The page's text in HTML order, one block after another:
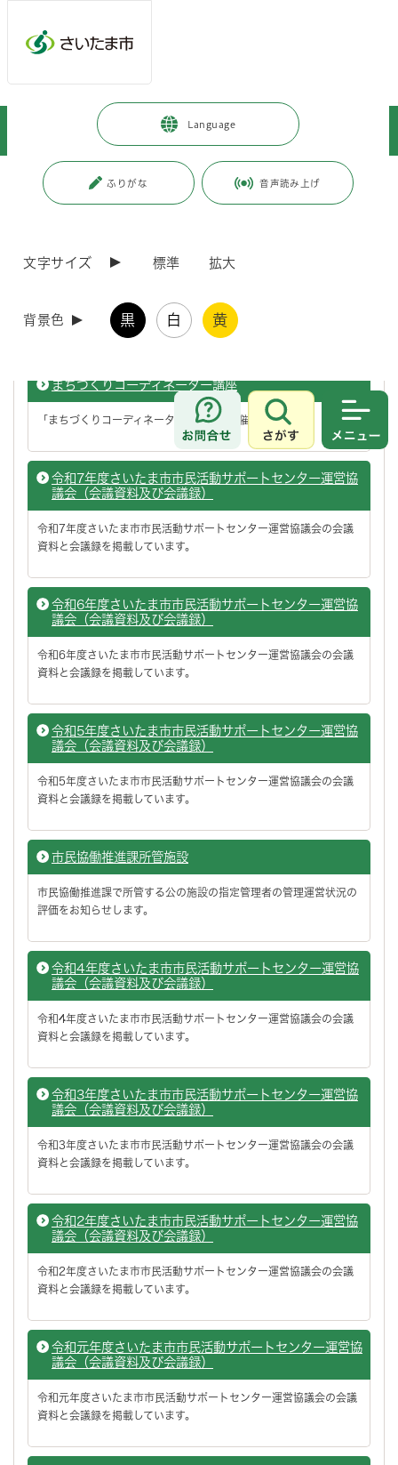
Language
ふりがな 音声読み上げ
文字サイズ 標準 拡大
背景色 黒 白 黄
お問合せ
さがす
暮らし・手続き > コミュニティ・市民活動
>
ページ番号：J002829
「傾聴ボランティア講座」を開催します。
まちづくりコーディネーター講座
「まちづくりコーディネーター講座」を開催します。
令和7年度さいたま市市民活動サポートセンター運営協
議会（会議資料及び会議録）
令和7年度さいたま市市民活動サポートセンター運営協議会の会議
資料と会議録を掲載しています。
令和6年度さいたま市市民活動サポートセンター運営協
議会（会議資料及び会議録）
令和6年度さいたま市市民活動サポートセンター運営協議会の会議
資料と会議録を掲載しています。
令和5年度さいたま市市民活動サポートセンター運営協
議会（会議資料及び会議録）
令和5年度さいたま市市民活動サポートセンター運営協議会の会議
資料と会議録を掲載しています。
市民協働推進課所管施設
市民協働推進課で所管する公の施設の指定管理者の管理運営状況の
評価をお知らせします。
令和4年度さいたま市市民活動サポートセンター運営協
議会（会議資料及び会議録）
令和4年度さいたま市市民活動サポートセンター運営協議会の会議
資料と会議録を掲載しています。
令和3年度さいたま市市民活動サポートセンター運営協
議会（会議資料及び会議録）
令和3年度さいたま市市民活動サポートセンター運営協議会の会議
資料と会議録を掲載しています。
令和2年度さいたま市市民活動サポートセンター運営協
議会（会議資料及び会議録）
令和2年度さいたま市市民活動サポートセンター運営協議会の会議
資料と会議録を掲載しています。
令和元年度さいたま市市民活動サポートセンター運営協
議会（会議資料及び会議録）
令和元年度さいたま市市民活動サポートセンター運営協議会の会議
資料と会議録を掲載しています。